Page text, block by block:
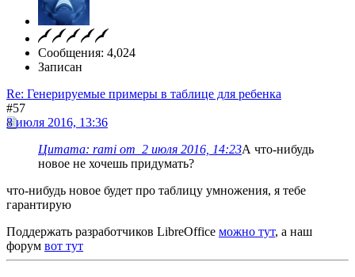
Сообщения: 4,024
Записан
Re: Генерируемые примеры в таблице для ребенка
#57
8 июля 2016, 13:36
Цитата: rami от 2 июля 2016, 14:23А что-нибудь
новое не хочешь придумать?
что-нибудь новое будет про таблицу умножения, я тебе
гарантирую
Поддержать разработчиков LibreOffice можно тут, а наш
форум вот тут